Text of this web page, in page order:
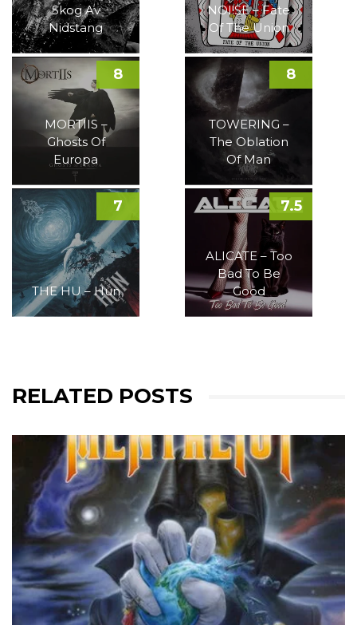
Skog Av
Nidstang
NOI!SE – Fate
Of The Union
MORTIIS –
Ghosts Of
Europa
8
TOWERING –
The Oblation
Of Man
8
THE HU – Hun
7
ALICATE – Too
Bad To Be
Good
7.5
RELATED POSTS